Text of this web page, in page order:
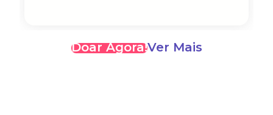
Doar Agora!Ver Mais